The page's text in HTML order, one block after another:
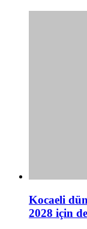
Kocaeli
2028 için